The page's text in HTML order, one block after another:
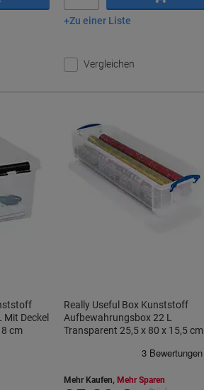
In den Warenkorb
Zu einer Liste
Vergleichen
Deckel
cm
Really Useful Box Kunststoff
Aufbewahrungsbox 22 L
Transparent 25,5 x 80 x 15,5 cm
Mehr Kaufen, Mehr Sparen